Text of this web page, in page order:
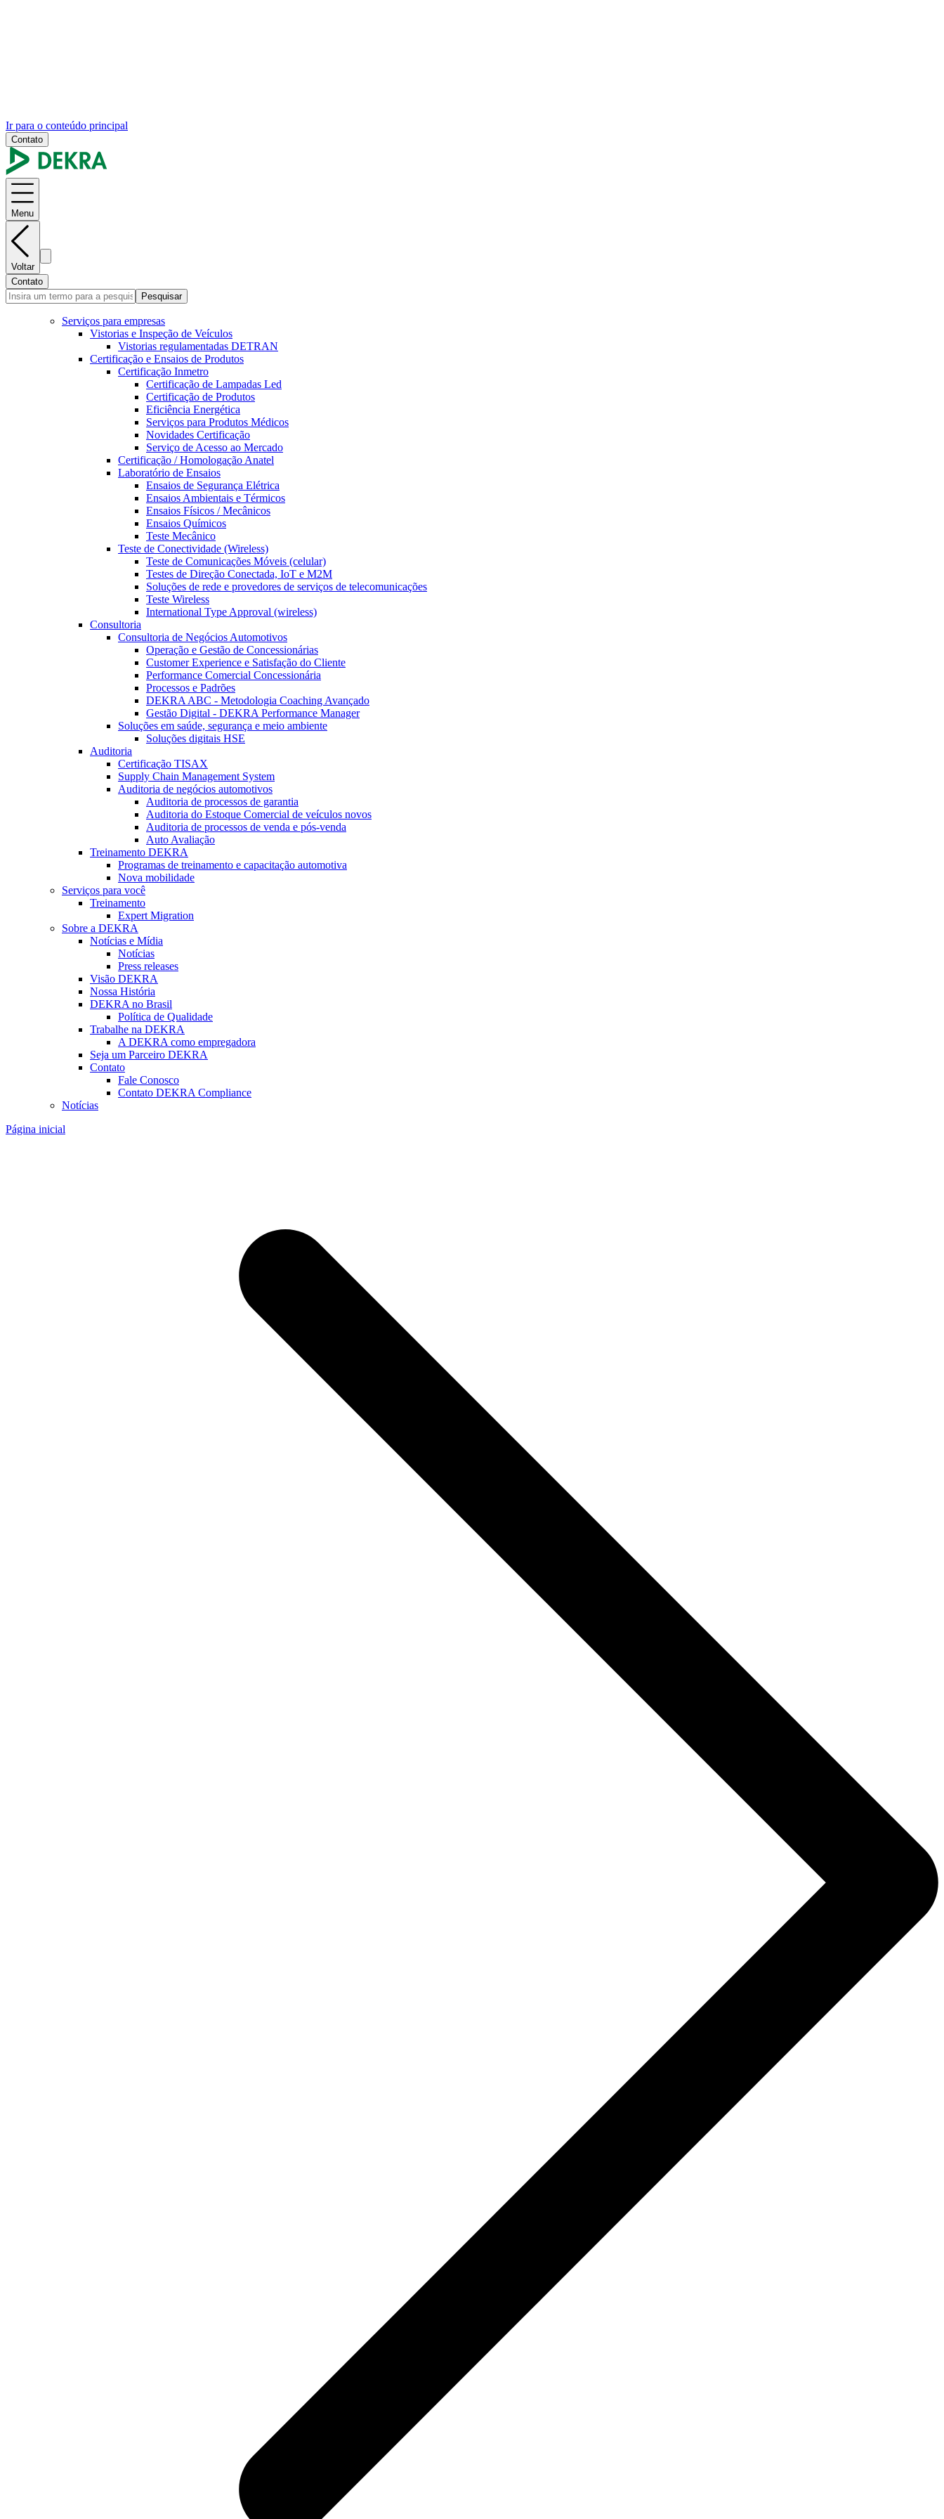
Ir para o conteúdo principal
Contato
Menu
Voltar
Contato
Pesquisar
Serviços para empresas
Vistorias e Inspeção de Veículos
Vistorias regulamentadas DETRAN
Certificação e Ensaios de Produtos
Certificação Inmetro
Certificação de Lampadas Led
Certificação de Produtos
Eficiência Energética
Serviços para Produtos Médicos
Novidades Certificação
Serviço de Acesso ao Mercado
Certificação / Homologação Anatel
Laboratório de Ensaios
Ensaios de Segurança Elétrica
Ensaios Ambientais e Térmicos
Ensaios Físicos / Mecânicos
Ensaios Químicos
Teste Mecânico
Teste de Conectividade (Wireless)
Teste de Comunicações Móveis (celular)
Testes de Direção Conectada, IoT e M2M
Soluções de rede e provedores de serviços de telecomunicações
Teste Wireless
International Type Approval (wireless)
Consultoria
Consultoria de Negócios Automotivos
Operação e Gestão de Concessionárias
Customer Experience e Satisfação do Cliente
Performance Comercial Concessionária
Processos e Padrões
DEKRA ABC - Metodologia Coaching Avançado
Gestão Digital - DEKRA Performance Manager
Soluções em saúde, segurança e meio ambiente
Soluções digitais HSE
Auditoria
Certificação TISAX
Supply Chain Management System
Auditoria de negócios automotivos
Auditoria de processos de garantia
Auditoria do Estoque Comercial de veículos novos
Auditoria de processos de venda e pós-venda
Auto Avaliação
Treinamento DEKRA
Programas de treinamento e capacitação automotiva
Nova mobilidade
Serviços para você
Treinamento
Expert Migration
Sobre a DEKRA
Notícias e Mídia
Notícias
Press releases
Visão DEKRA
Nossa História
DEKRA no Brasil
Política de Qualidade
Trabalhe na DEKRA
A DEKRA como empregadora
Seja um Parceiro DEKRA
Contato
Fale Conosco
Contato DEKRA Compliance
Notícias
Página inicial